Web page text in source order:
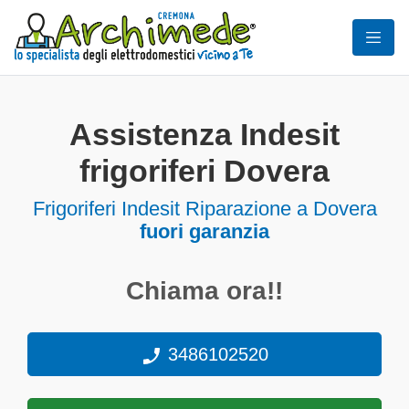
Assistenza Indesit
frigoriferi Dovera
Frigoriferi Indesit Riparazione a Dovera
fuori garanzia
Chiama ora!!
3486102520